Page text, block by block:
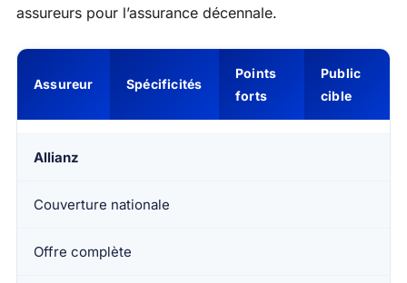
assureurs pour l’assurance décennale.
Assureur Spécificités
Points
forts
Public
cible
Allianz
Couverture nationale
Offre complète